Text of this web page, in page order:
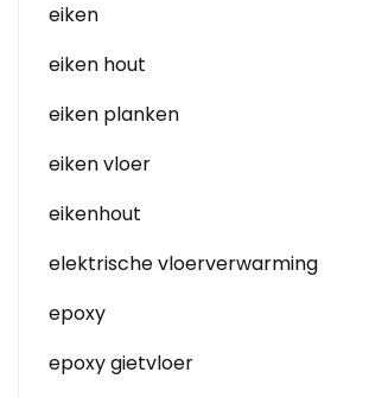
eiken
eiken hout
eiken planken
eiken vloer
eikenhout
elektrische vloerverwarming
epoxy
epoxy gietvloer